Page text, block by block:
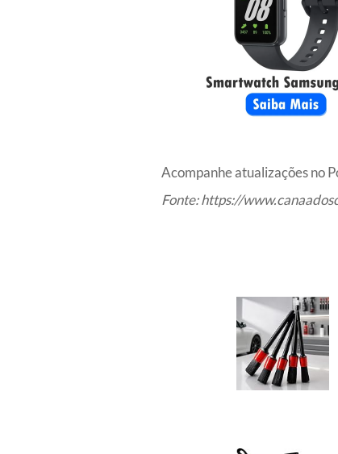
Acompanhe atualizações no
Fonte:https://